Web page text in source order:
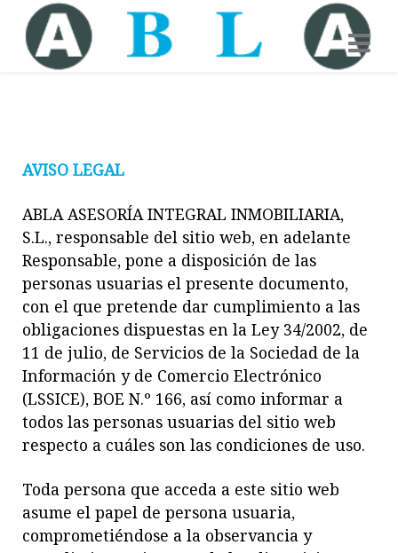
AVISO LEGAL
ABLA ASESORÍA INTEGRAL INMOBILIARIA,
S.L., responsable del sitio web, en adelante
Responsable, pone a disposición de las
personas usuarias el presente documento,
con el que pretende dar cumplimiento a las
obligaciones dispuestas en la Ley 34/2002, de
11 de julio, de Servicios de la Sociedad de la
Información y de Comercio Electrónico
(LSSICE), BOE N.º 166, así como informar a
todos las personas usuarias del sitio web
respecto a cuáles son las condiciones de uso.
Toda persona que acceda a este sitio web
asume el papel de persona usuaria,
comprometiéndose a la observancia y